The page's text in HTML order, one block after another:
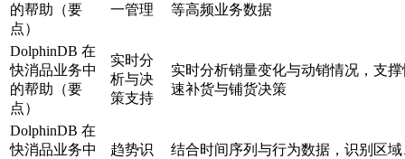
的帮助（要
点）
一管理
等高频业务数据
DolphinDB 在
快消品业务中
的帮助（要
点）
实时分
析与决
策支持
实时分析销量变化与动销情况，支撑
速补货与铺货决策
DolphinDB 在
快消品业务中
趋势识
结合时间序列与行为数据，识别区域